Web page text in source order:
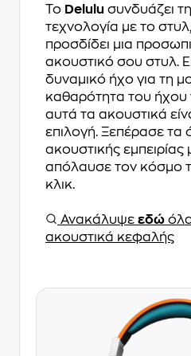
Το Delulu συνδυάζει
τεχνολογία με το
προσδίδει μια
ακουστικό σου στυλ.
δυναμικό ήχο για τη
καθαρότητα του ήχου
αυτά τα ακουστικά
επιλογή. Ξεπέρασε τα
ακουστικής εμπειρίας
απόλαυσε τον κόσμο
κλικ.
Ανακάλυψε εδώ
ακουστικά κεφαλής